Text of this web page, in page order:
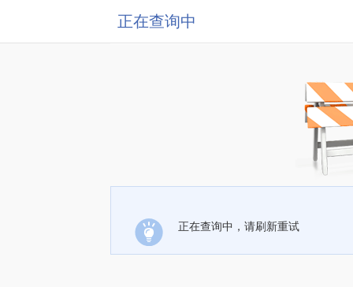
正在查询中
正在查询中，请刷新重试